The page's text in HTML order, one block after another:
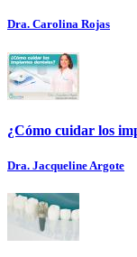
Dra. Carolina Rojas
¿Cómo cuidar los
Dra. Jacqueline Argote